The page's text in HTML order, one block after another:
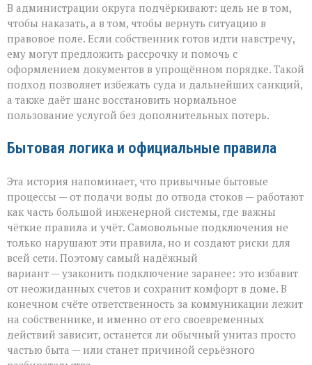
В администрации округа подчёркивают: цель не в том,
чтобы наказать, а в том, чтобы вернуть ситуацию в
правовое поле. Если собственник готов идти навстречу,
ему могут предложить рассрочку и помочь с
оформлением документов в упрощённом порядке. Такой
подход позволяет избежать суда и дальнейших санкций,
а также даёт шанс восстановить нормальное
пользование услугой без дополнительных потерь.
Бытовая логика и официальные правила
Эта история напоминает, что привычные бытовые
процессы — от подачи воды до отвода стоков — работают
как часть большой инженерной системы, где важны
чёткие правила и учёт. Самовольные подключения не
только нарушают эти правила, но и создают риски для
всей сети. Поэтому самый надёжный
вариант — узаконить подключение заранее: это избавит
от неожиданных счетов и сохранит комфорт в доме. В
конечном счёте ответственность за коммуникации лежит
на собственнике, и именно от его своевременных
действий зависит, останется ли обычный унитаз просто
частью быта — или станет причиной серьёзного